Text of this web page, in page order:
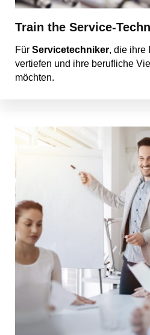
Train the Service-
Für Servicetechniker, die ihre
vertiefen und ihre berufliche
möchten.